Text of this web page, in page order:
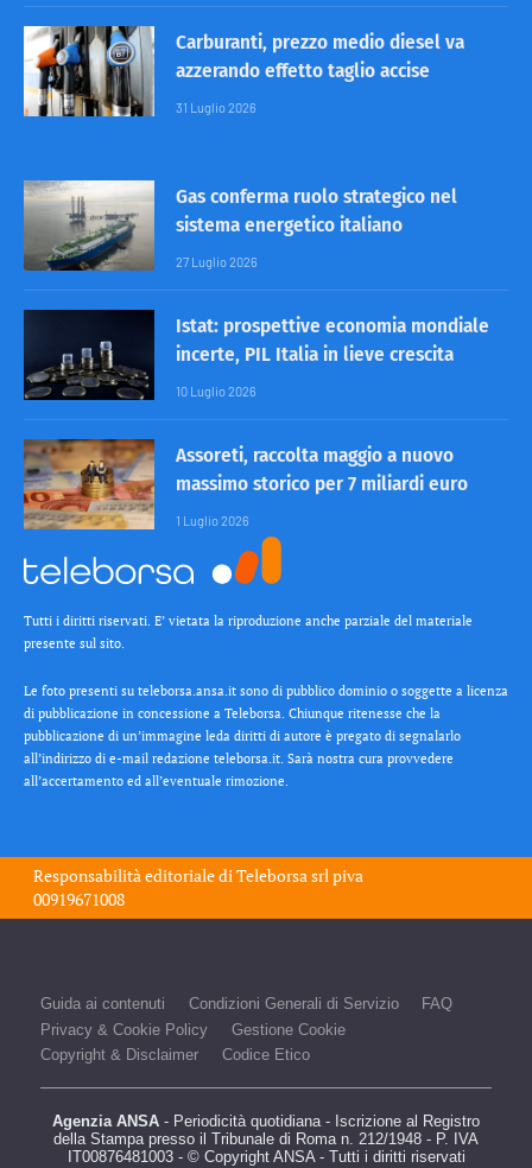
Carburanti, prezzo medio diesel va
azzerando effetto taglio accise
31 Luglio 2026
Gas conferma ruolo strategico nel
sistema energetico italiano
27 Luglio 2026
Istat: prospettive economia mondiale
incerte, PIL Italia in lieve crescita
10 Luglio 2026
Assoreti, raccolta maggio a nuovo
massimo storico per 7 miliardi euro
1 Luglio 2026
Tutti i diritti riservati. E’ vietata la riproduzione anche parziale del materiale
presente sul sito.
Le foto presenti su teleborsa.ansa.it sono di pubblico dominio o soggette a licenza
di pubblicazione in concessione a Teleborsa. Chiunque ritenesse che la
pubblicazione di un’immagine leda diritti di autore è pregato di segnalarlo
all’indirizzo di e-mail redazione teleborsa.it. Sarà nostra cura provvedere
all’accertamento ed all’eventuale rimozione.
Responsabilità editoriale diTeleborsa srlpiva
00919671008
Guida ai contenuti Condizioni Generali di Servizio
FAQ
Privacy & Cookie Policy
Gestione Cookie
Copyright & Disclaimer
Codice Etico
Agenzia ANSA - Periodicità quotidiana - Iscrizione al Registro
della Stampa presso il Tribunale di Roma n. 212/1948 - P. IVA
IT00876481003 - © Copyright ANSA - Tutti i diritti riservati